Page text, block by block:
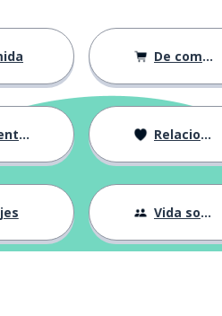
De compras
Relaciones
Vida social